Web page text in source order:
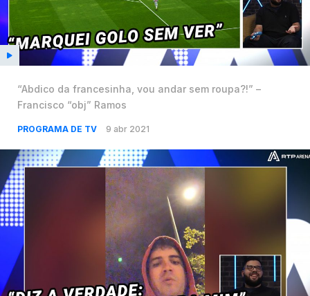
“Abdico da francesinha, vou andar sem roupa?!” –
Francisco “obj” Ramos
PROGRAMA DE TV 9 abr 2021